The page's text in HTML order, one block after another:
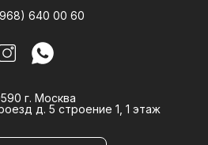
640 00 60
г. Москва
д. 5 строение 1, 1 этаж